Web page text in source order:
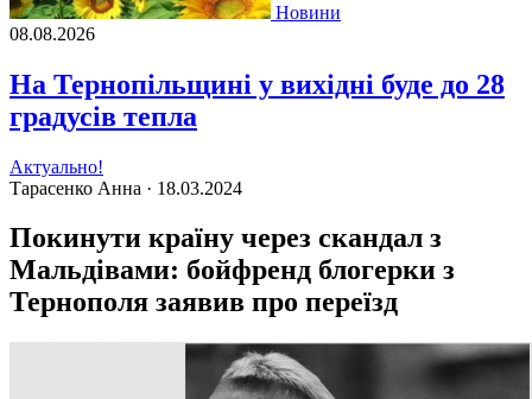
Новини
08.08.2026
На Тернопільщині у вихідні буде до 28
градусів тепла
Актуально!
Тарасенко Анна · 18.03.2024
Покинути країну через скандал з
Мальдівами: бойфренд блогерки з
Тернополя заявив про переїзд